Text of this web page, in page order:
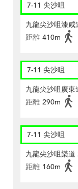
7-11 尖沙咀
九龍尖沙咀漆
距離 410m
7-11 尖沙咀
九龍尖沙咀廣
距離 290m
7-11 尖沙咀
九龍尖沙咀樂
距離 160m